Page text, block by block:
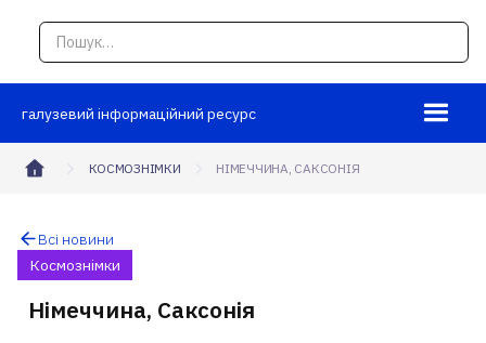
галузевий інформаційний ресурс
КОСМОЗНІМКИ НІМЕЧЧИНА, САКСОНІЯ
Всі новини
Космознімки
Німеччина, Саксонія